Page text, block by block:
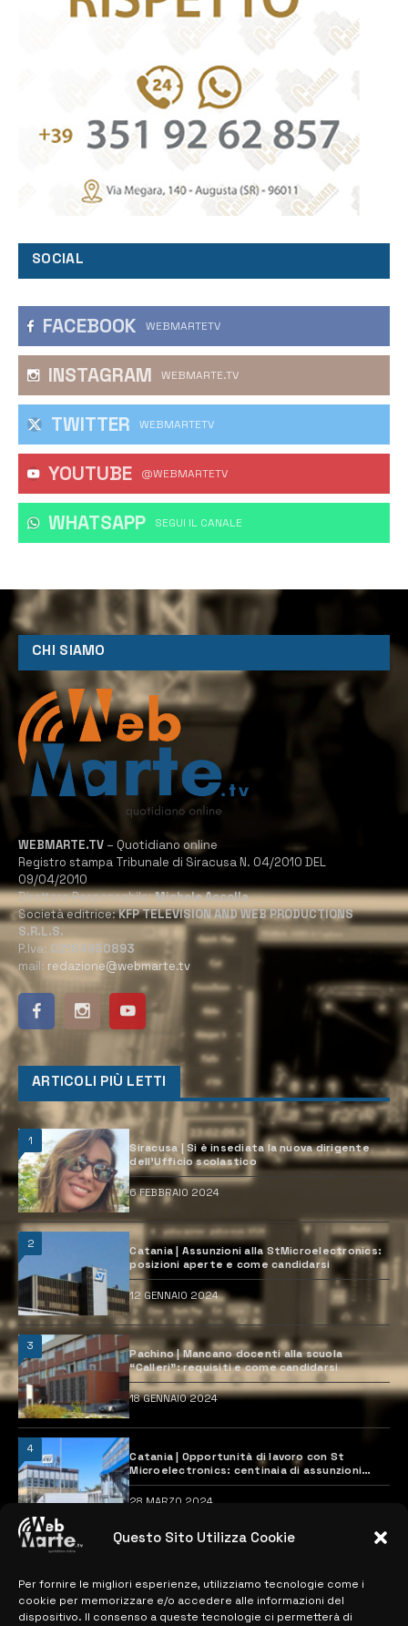
Questo Sito Utilizza Cookie
Per fornire le migliori esperienze, utilizziamo tecnologie come i
cookie per memorizzare e/o accedere alle informazioni del
dispositivo. Il consenso a queste tecnologie ci permetterà di
SOCIAL
FACEBOOK WEBMARTETV
INSTAGRAM WEBMARTE.TV
TWITTER WEBMARTETV
YOUTUBE @WEBMARTETV
WHATSAPP ‎SEGUI IL CANALE
CHI SIAMO
WEBMARTE.TV – Quotidiano online
Registro stampa Tribunale di Siracusa N. 04/2010 DEL
09/04/2010
Direttore Responsabile:Michele Accolla
Società editrice:KFP TELEVISION AND WEB PRODUCTIONS
S.R.L.S.
P.Iva: 02184950893
mail: redazione@webmarte.tv
ARTICOLI PIÙ LETTI
1
Siracusa | Si è insediata la nuova dirigente
dell’Ufficio scolastico
6 FEBBRAIO 2024
2
Catania | Assunzioni alla StMicroelectronics:
posizioni aperte e come candidarsi
12 GENNAIO 2024
3
Pachino | Mancano docenti alla scuola
“Calleri”: requisiti e come candidarsi
18 GENNAIO 2024
4
Catania | Opportunità di lavoro con St
Microelectronics: centinaia di assunzioni
previste
28 MARZO 2024
> NOTIZIE